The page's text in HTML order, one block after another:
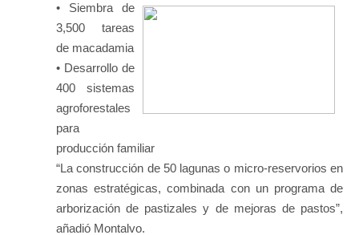
• Siembra de
3,500 tareas
de macadamia
• Desarrollo de
400 sistemas
agroforestales
para
producción familiar
“La construcción de 50 lagunas o micro-reservorios en
zonas estratégicas, combinada con un programa de
arborización de pastizales y de mejoras de pastos”,
añadió Montalvo.